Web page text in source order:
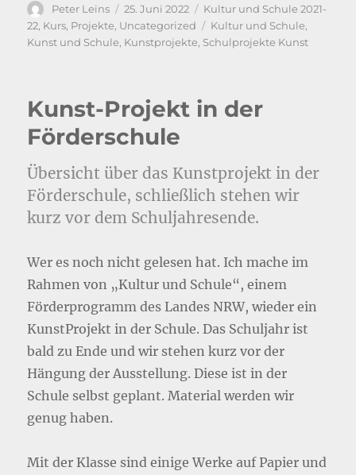
Autor
Peter Leins
Veröffentlicht
am
25. Juni 2022 Kategorien
Kultur und Schule 2021-
22, Kurs, Projekte, Uncategorized Schlagwörter
Kultur und Schule,
Kunst und Schule, Kunstprojekte, Schulprojekte Kunst
Kunst-Projekt in der
Förderschule
Übersicht über das Kunstprojekt in der
Förderschule, schließlich stehen wir
kurz vor dem Schuljahresende.
Wer es noch nicht gelesen hat. Ich mache im
Rahmen von „Kultur und Schule“, einem
Förderprogramm des Landes NRW, wieder ein
KunstProjekt in der Schule. Das Schuljahr ist
bald zu Ende und wir stehen kurz vor der
Hängung der Ausstellung. Diese ist in der
Schule selbst geplant. Material werden wir
genug haben.
Mit der Klasse sind einige Werke auf Papier und